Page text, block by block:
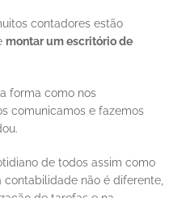
montar um escritório de
forma como nos
comunicamos e fazemos
de todos assim como
contabilidade não é diferente,